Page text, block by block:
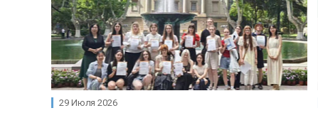
29 Июля 2026